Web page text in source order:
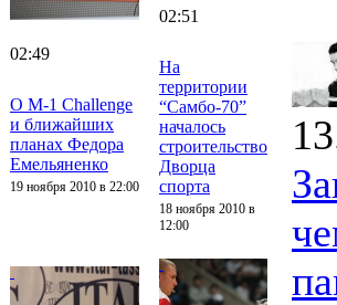
02:49
О M-1 Challenge
и ближайших
планах Федора
Емельяненко
19 ноября 2010 в 22:00
02:51
На
территории
“Самбо-70”
началось
строительство
Дворца
спорта
18 ноября 2010 в
12:00